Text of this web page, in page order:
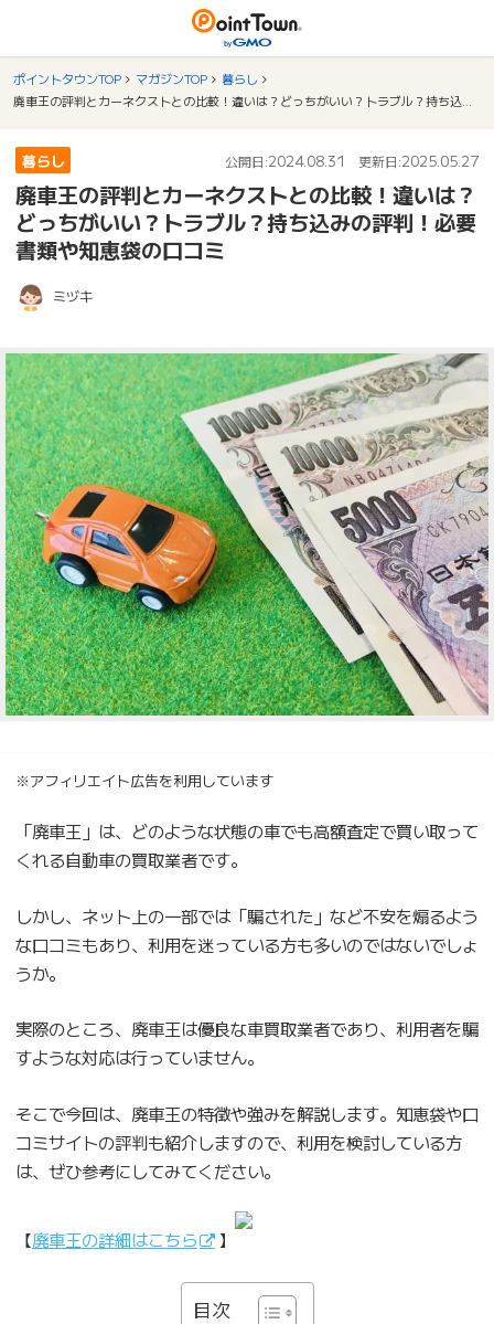
ポイントタウンTOP マガジンTOP
暮らし
暮らし 公開日:2024.08.31 更新日:2025.05.27
廃車王の評判とカーネクストとの比較！違いは？
どっちがいい？トラブル？持ち込みの評判！必要
書類や知恵袋の口コミ
ミヅキ
※アフィリエイト広告を利用しています
「廃車王」は、どのような状態の車でも高額査定で買い取って
くれる自動車の買取業者です。
しかし、ネット上の一部では「騙された」など不安を煽るよう
な口コミもあり、利用を迷っている方も多いのではないでしょ
うか。
実際のところ、廃車王は優良な車買取業者であり、利用者を騙
すような対応は行っていません。
そこで今回は、廃車王の特徴や強みを解説します。知恵袋や口
コミサイトの評判も紹介しますので、利用を検討している方
は、ぜひ参考にしてみてください。
【廃車王の詳細はこちら 】
目次